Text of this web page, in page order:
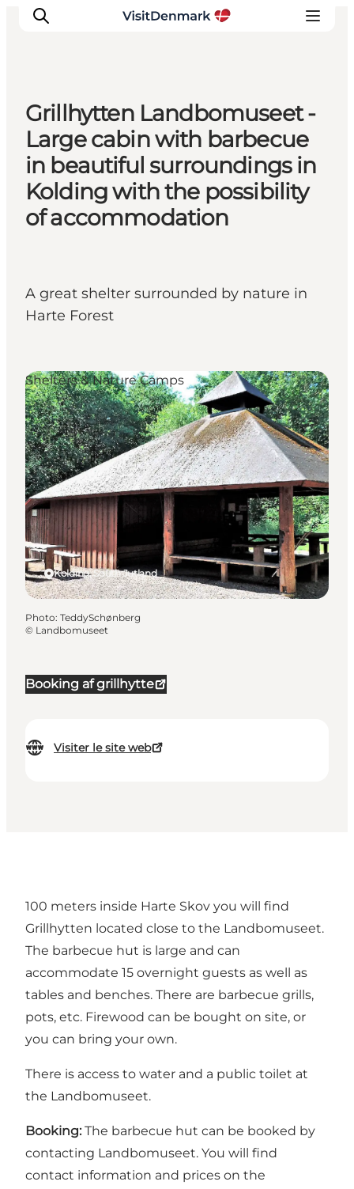
Inspirations
Destinations
Quoi faire
Hébergements
Planifiez votre voyage
Grillhytten Landbomuseet -
Large cabin with barbecue
in beautiful surroundings in
Kolding with the possibility
of accommodation
A great shelter surrounded by nature in
Harte Forest
Booking af grillhytte
Visiter le site web
Kolding, South Jutland
Shelters & Nature Camps
Photo: TeddySchønberg
© Landbomuseet
100 meters inside Harte Skov you will find
Grillhytten located close to the Landbomuseet.
The barbecue hut is large and can
accommodate 15 overnight guests as well as
tables and benches. There are barbecue grills,
pots, etc. Firewood can be bought on site, or
you can bring your own.
There is access to water and a public toilet at
the Landbomuseet.
Booking: The barbecue hut can be booked by
contacting Landbomuseet. You will find
contact information and prices on the